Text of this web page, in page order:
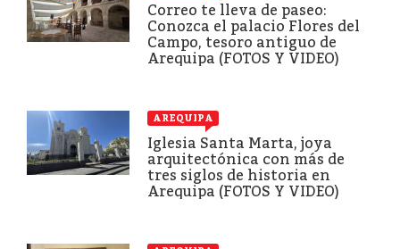
Correo te lleva de paseo:
Conozca el palacio Flores del
Campo, tesoro antiguo de
Arequipa (FOTOS Y VIDEO)
AREQUIPA
Iglesia Santa Marta, joya
arquitectónica con más de
tres siglos de historia en
Arequipa (FOTOS Y VIDEO)